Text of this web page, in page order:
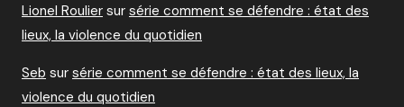
Lionel Roulier sur série comment se défendre : état des
lieux, la violence du quotidien
Seb sur série comment se défendre : état des lieux, la
violence du quotidien